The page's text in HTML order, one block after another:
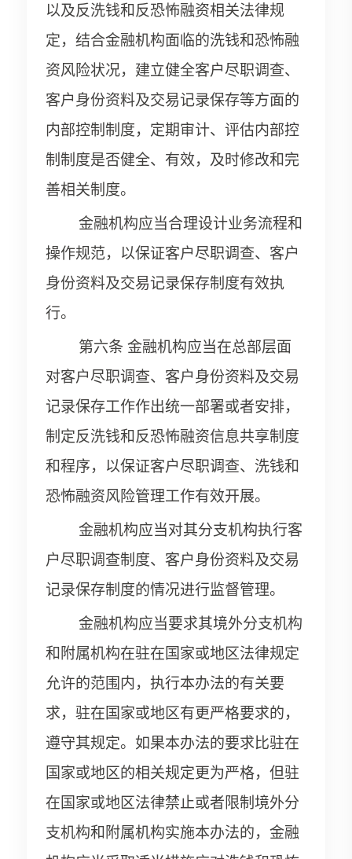
以及反洗钱和反恐怖融资相关法律规
定，结合金融机构面临的洗钱和恐怖融
资风险状况，建立健全客户尽职调查、
客户身份资料及交易记录保存等方面的
内部控制制度，定期审计、评估内部控
制制度是否健全、有效，及时修改和完
善相关制度。
金融机构应当合理设计业务流程和
操作规范，以保证客户尽职调查、客户
身份资料及交易记录保存制度有效执
行。
第六条 金融机构应当在总部层面
对客户尽职调查、客户身份资料及交易
记录保存工作作出统一部署或者安排，
制定反洗钱和反恐怖融资信息共享制度
和程序，以保证客户尽职调查、洗钱和
恐怖融资风险管理工作有效开展。
金融机构应当对其分支机构执行客
户尽职调查制度、客户身份资料及交易
记录保存制度的情况进行监督管理。
金融机构应当要求其境外分支机构
和附属机构在驻在国家或地区法律规定
允许的范围内，执行本办法的有关要
求，驻在国家或地区有更严格要求的，
遵守其规定。如果本办法的要求比驻在
国家或地区的相关规定更为严格，但驻
在国家或地区法律禁止或者限制境外分
支机构和附属机构实施本办法的，金融